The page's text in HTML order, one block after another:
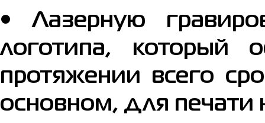
• Лазерную
логотипа, который
протяжении всего
основном, для печати